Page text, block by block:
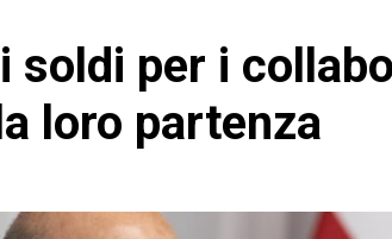
soldi per i
loro partenza